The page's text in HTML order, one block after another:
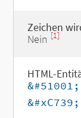
Zeichen
Nein [1]
HTML-
&#51001;
&#xC739;